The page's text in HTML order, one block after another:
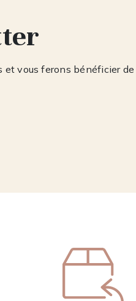
vous ferons bénéficier